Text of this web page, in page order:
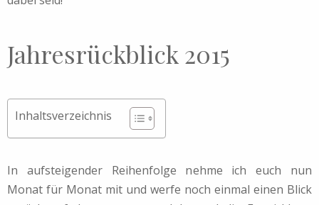
Jahresrückblick 2015
Inhaltsverzeichnis
In aufsteigender Reihenfolge nehme ich euch nun
Monat für Monat mit und werfe noch einmal einen Blick